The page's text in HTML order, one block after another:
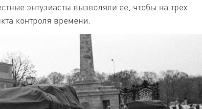
энтузиасты вызволяли ее, чтобы на трех
контроля времени.